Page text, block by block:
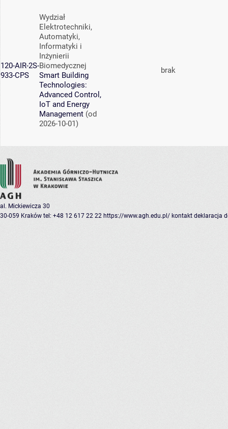
120-AIR-2S-
933-CPS
Wydział
Elektrotechniki,
Automatyki,
Informatyki i
Inżynierii
Biomedycznej
Smart Building
Technologies:
Advanced Control,
IoT and Energy
Management (od
2026-10-01)
brak
al. Mickiewicza 30
30-059 Kraków tel: +48 12 617 22 22 https://www.agh.edu.pl/ kontakt deklaracja